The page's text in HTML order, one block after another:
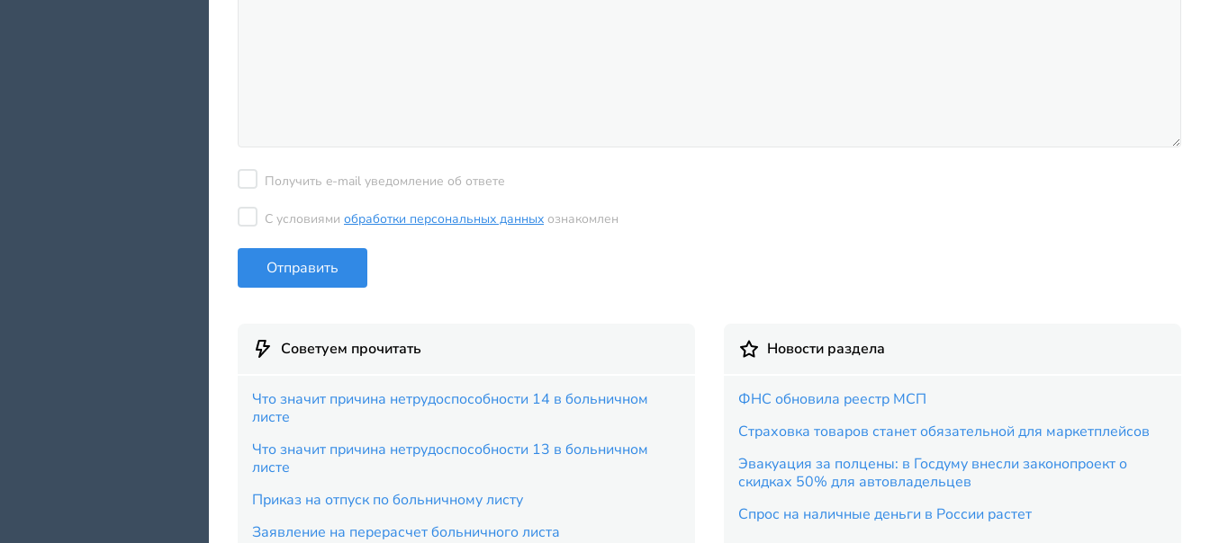
Получить e-mail уведомление об ответе
С условиями обработки персональных данных ознакомлен
Отправить
Советуем прочитать
Что значит причина нетрудоспособности 14 в больничном
листе
Что значит причина нетрудоспособности 13 в больничном
листе
Приказ на отпуск по больничному листу
Заявление на перерасчет больничного листа
Новости раздела
ФНС обновила реестр МСП
Страховка товаров станет обязательной для маркетплейсов
Эвакуация за полцены: в Госдуму внесли законопроект о
скидках 50% для автовладельцев
Спрос на наличные деньги в России растет